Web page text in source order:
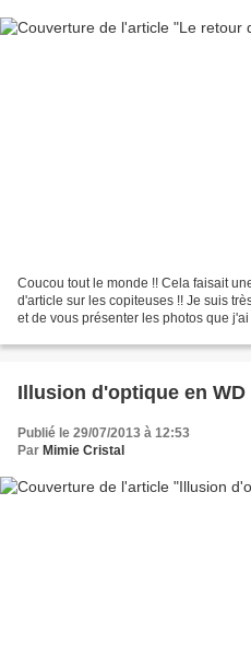
Coucou tout le monde !! Cela faisait
d'article sur les copiteuses !! Je suis
et de vous présenter les photos que
Illusion d'optique en WD
Publié le 29/07/2013 à 12:53
Par Mimie Cristal